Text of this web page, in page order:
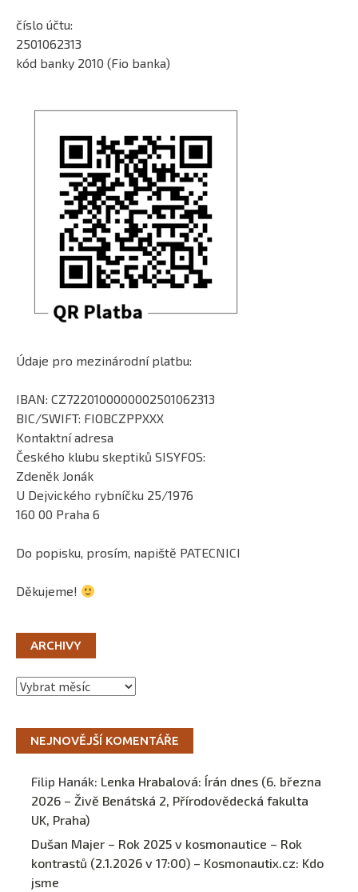
číslo účtu:
2501062313
kód banky 2010 (Fio banka)
Údaje pro mezinárodní platbu:
IBAN: CZ7220100000002501062313
BIC/SWIFT: FIOBCZPPXXX
Kontaktní adresa
Českého klubu skeptiků SISYFOS:
Zdeněk Jonák
U Dejvického rybníčku 25/1976
160 00 Praha 6
Do popisku, prosím, napiště PATECNICI
Děkujeme!
ARCHIVY
Archivy
NEJNOVĚJŠÍ KOMENTÁŘE
Filip Hanák: Lenka Hrabalová: Írán dnes (6. března
2026 – Živě Benátská 2, Přírodovědecká fakulta
UK, Praha)
Dušan Majer – Rok 2025 v kosmonautice – Rok
kontrastů (2.1.2026 v 17:00) – Kosmonautix.cz: Kdo
jsme